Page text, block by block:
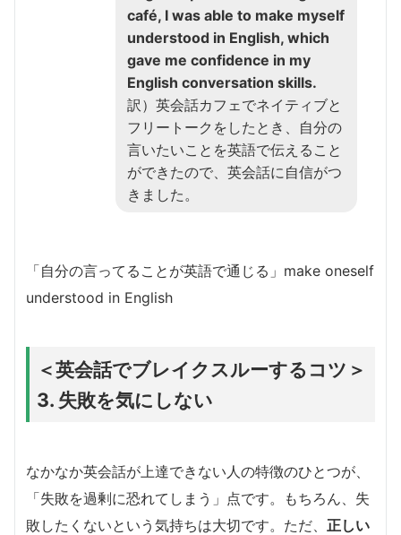
café, I was able to make myself
understood in English, which
gave me confidence in my
English conversation skills.
訳）英会話カフェでネイティブと
フリートークをしたとき、自分の
言いたいことを英語で伝えること
ができたので、英会話に自信がつ
きました。
「自分の言ってることが英語で通じる」make oneself
understood in English
＜英会話でブレイクスルーするコツ＞
3. 失敗を気にしない
なかなか英会話が上達できない人の特徴のひとつが、
「失敗を過剰に恐れてしまう」点です。もちろん、失
敗したくないという気持ちは大切です。ただ、 正しい